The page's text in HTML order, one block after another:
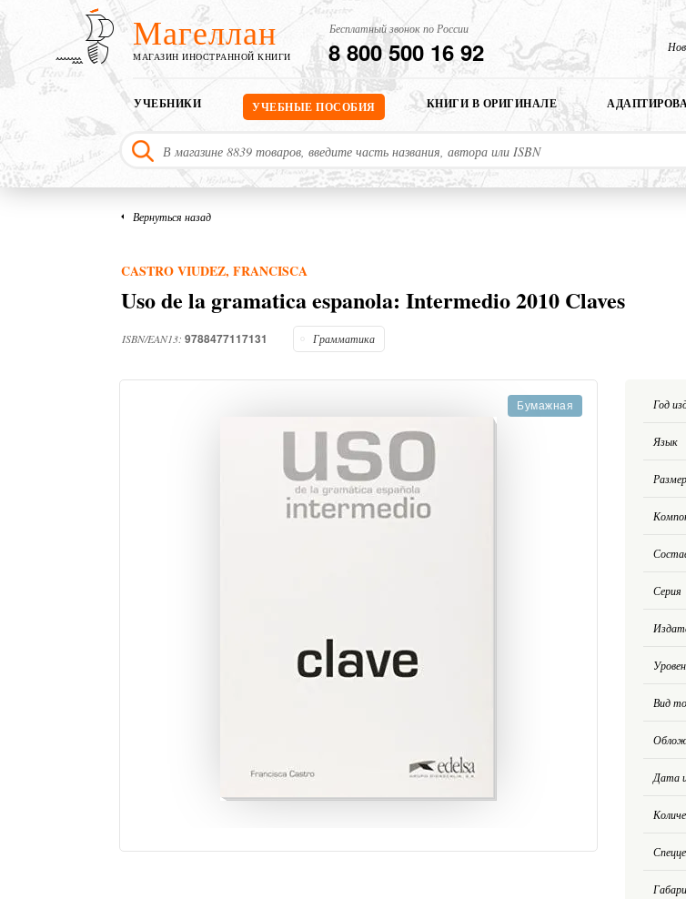
Магеллан
МАГАЗИН ИНОСТРАННОЙ КНИГИ
Бесплатный звонок по России
8 800 500 16 92
УЧЕБНИКИ УЧЕБНЫЕ ПОСОБИЯ КНИГИ В ОРИГИНАЛЕ
Вернуться назад
CASTRO VIUDEZ, FRANCISCA
Uso de la gramatica espanola: Intermedio 2010 Claves
ISBN/EAN13: 9788477117131 Грамматика
Бумажная Год
Язык
Серия
Вид
Дата